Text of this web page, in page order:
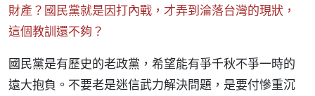
財產？國民黨就是因打內戰，才弄到淪落台灣的現狀，
這個教訓還不夠？
國民黨是有歷史的老政黨，希望能有爭千秋不爭一時的
遠大抱負。不要老是迷信武力解決問題，是要付慘重沉